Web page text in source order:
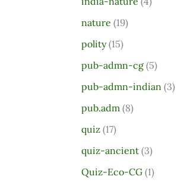
nature (19)
polity(15)
pub-admn-cg(5)
pub-admn-indian (3)
pub.adm (8)
quiz(17)
quiz-ancient(3)
Quiz-Eco-CG(1)